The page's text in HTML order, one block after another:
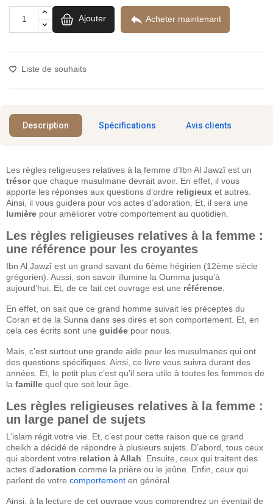
Ajouter  Acheter maintenant
Liste de souhaits
Description Spécifications Avis clients
Les règles religieuses relatives à la femme d’Ibn Al Jawzî est un
trésorque chaque musulmane devrait avoir. En effet, il vous
apporte les réponses aux questions d’ordre religieux et autres.
Ainsi, il vous guidera pour vos actes d’adoration. Et, il sera une
lumière pour améliorer votre comportement au quotidien.
Les règles religieuses relatives à la femme :
une référence pour les croyantes
Ibn Al Jawzî est un grand savant du 6ème hégirien (12ème siècle
grégorien). Aussi, son savoir illumine la Oumma jusqu’à
aujourd’hui. Et, de ce fait cet ouvrage est une référence
En effet, on sait que ce grand homme suivait les préceptes du
Coran et de la Sunna dans ses dires et son comportement. Et, en
cela ces écrits sont une guidée pour nous.
Mais, c’est surtout une grande aide pour les musulmanes qui ont
des questions spécifiques. Ainsi, ce livre vous suivra durant des
années. Et, le petit plus c’est qu’il sera utile à toutes les femmes de
la famille quel que soit leur âge.
Les règles religieuses relatives à la femme :
un large panel de sujets
L’islam régit votre vie. Et, c’est pour cette raison que ce grand
cheikh a décidé de répondre à plusieurs sujets. D’abord, tous ceux
qui abordent votre relation à Allah . Ensuite, ceux qui traitent des
actes d’adoration comme la prière ou le jeûne. Enfin, ceux qui
parlent de votre comportement en général.
Ainsi, à la lecture de cet ouvrage vous comprendrez un éventail de